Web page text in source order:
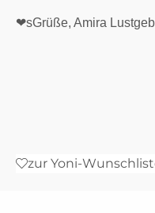
❤sGrüße, Amira
zur Yoni-